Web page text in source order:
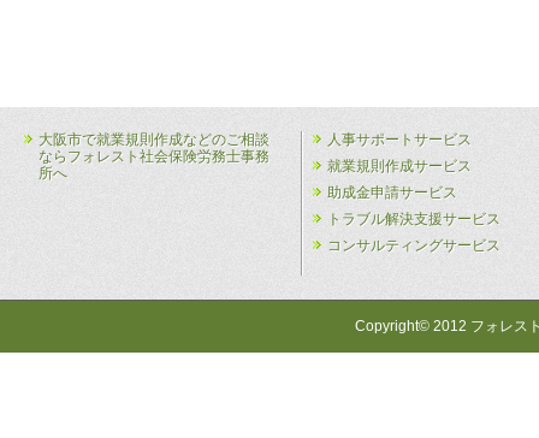
大阪市で就業規則作成などのご相談
ならフォレスト社会保険労務士事務
所へ
人事サポートサービス
就業規則作成サービス
助成金申請サービス
トラブル解決支援サービス
コンサルティングサービス
Copyright© 2012 フォレス